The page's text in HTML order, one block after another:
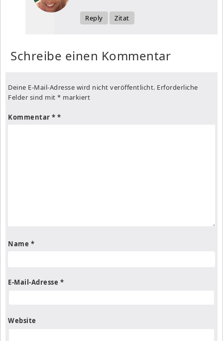
Reply Zitat
Schreibe einen Kommentar
Deine E-Mail-Adresse wird nicht veröffentlicht. Erforderliche
Felder sind mit * markiert
Kommentar *
Name *
E-Mail-Adresse *
Website